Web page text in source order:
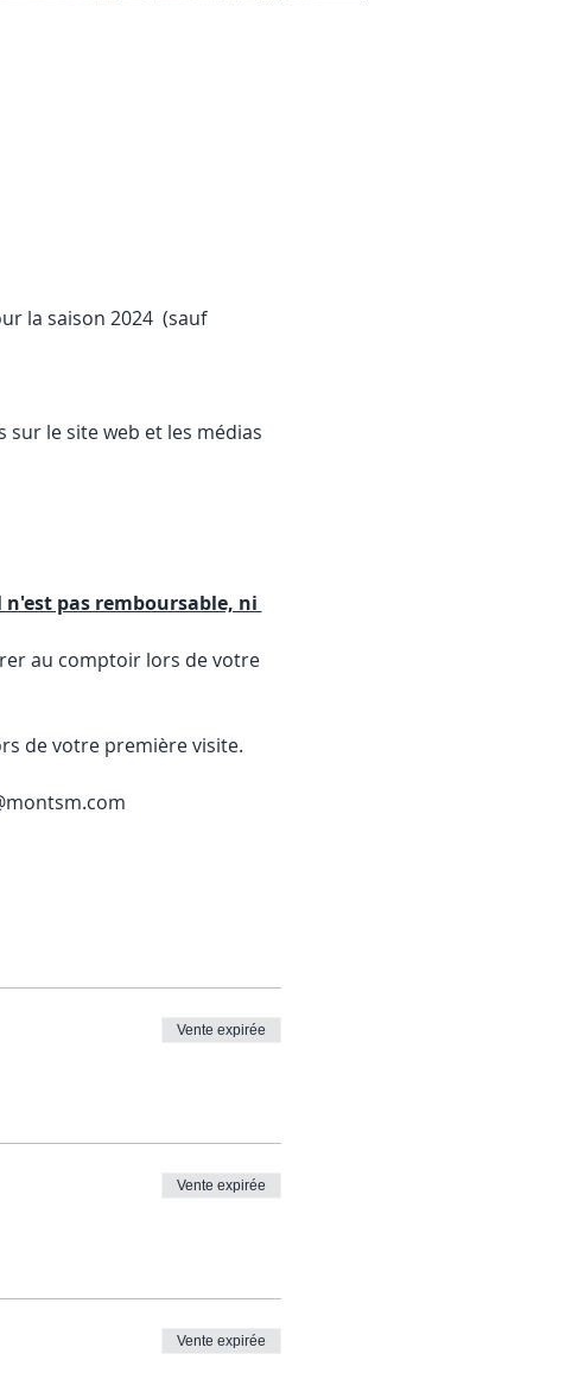
la saison 2024  (sauf
le site web et les médias
pas remboursable, ni
au comptoir lors de votre
de votre première visite.
Vente expirée
Vente expirée
Vente expirée